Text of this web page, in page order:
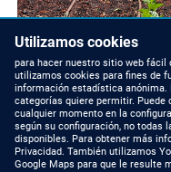
Utilizamos cookies
para hacer nuestro sitio web fácil
utilizamos cookies para fines de
información estadística anónima.
categorías quiere permitir.
cualquier momento en la
según su configuración, no todas
disponibles. Para obtener más
Privacidad. También utilizamos
Google Maps para que le resulte